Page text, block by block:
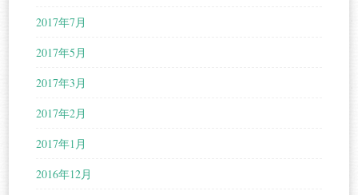
2017年7月
2017年5月
2017年3月
2017年2月
2017年1月
2016年12月